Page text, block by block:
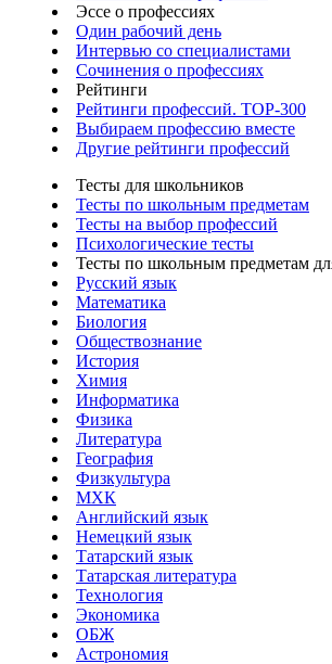
Эссе о профессиях
Один рабочий день
Интервью со специалистами
Сочинения о профессиях
Рейтинги
Рейтинги профессий. TOP-300
Выбираем профессию вместе
Другие рейтинги профессий
Тесты для школьников
Тесты по школьным предметам
Тесты на выбор профессий
Психологические тесты
Тесты по школьным предметам
Русский язык
Математика
Биология
Обществознание
История
Химия
Информатика
Физика
Литература
География
Физкультура
МХК
Английский язык
Немецкий язык
Татарский язык
Татарская литература
Технология
Экономика
ОБЖ
Астрономия